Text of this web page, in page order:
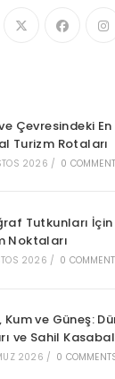
Çevresindeki
Turizm Rotaları
2026 / 0
Tutkunları İçin
Noktaları
2026 / 0
Kum ve Güneş:
ve Sahil
2026 / 0